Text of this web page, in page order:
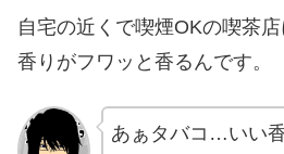
自宅の近くで喫煙OKの喫茶
香りがフワッと香るんです。
あぁタバコ…いい